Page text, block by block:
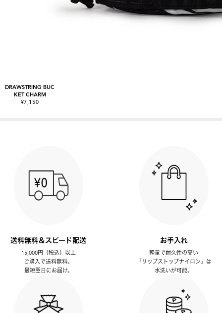
DRAWSTRING BUC
KET CHARM
¥7,150
送料無料＆スピード配送
15,000円（税込）以上
ご購入で送料無料。
最短翌日にお届け。
お手入れ
軽量で耐久性の高い
「リップストップナイロン」は
水洗いが可能。